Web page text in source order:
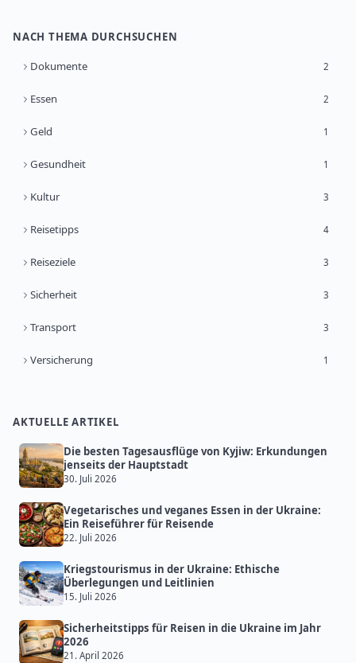
NACH THEMA DURCHSUCHEN
Dokumente 2
Essen 2
Geld 1
Gesundheit 1
Kultur 3
Reisetipps 4
Reiseziele 3
Sicherheit 3
Transport 3
Versicherung 1
AKTUELLE ARTIKEL
Die besten Tagesausflüge von Kyjiw: Erkundungen
jenseits der Hauptstadt
30. Juli 2026
Vegetarisches und veganes Essen in der Ukraine:
Ein Reiseführer für Reisende
22. Juli 2026
Kriegstourismus in der Ukraine: Ethische
Überlegungen und Leitlinien
15. Juli 2026
Sicherheitstipps für Reisen in die Ukraine im Jahr
2026
21. April 2026